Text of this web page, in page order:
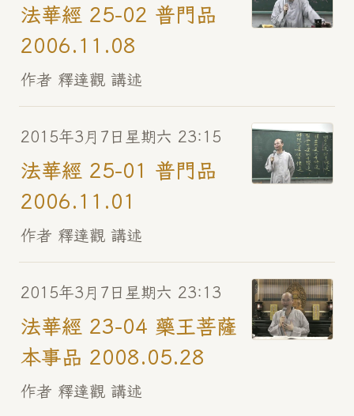
法華經 25-02 普門品
2006.11.08
作者 釋達觀 講述
2015年3月7日星期六 23:15
法華經 25-01 普門品
2006.11.01
作者 釋達觀 講述
2015年3月7日星期六 23:13
法華經 23-04 藥王菩薩
本事品 2008.05.28
作者 釋達觀 講述